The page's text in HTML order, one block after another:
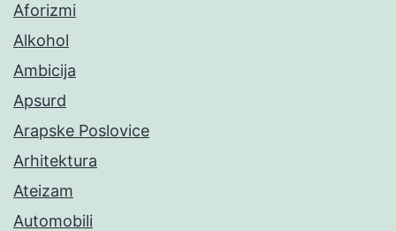
Aforizmi
Alkohol
Ambicija
Apsurd
Arapske Poslovice
Arhitektura
Ateizam
Automobili